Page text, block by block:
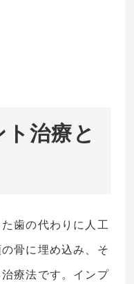
治療と
歯の代わりに人工
骨に埋め込み、そ
療法です。インプ